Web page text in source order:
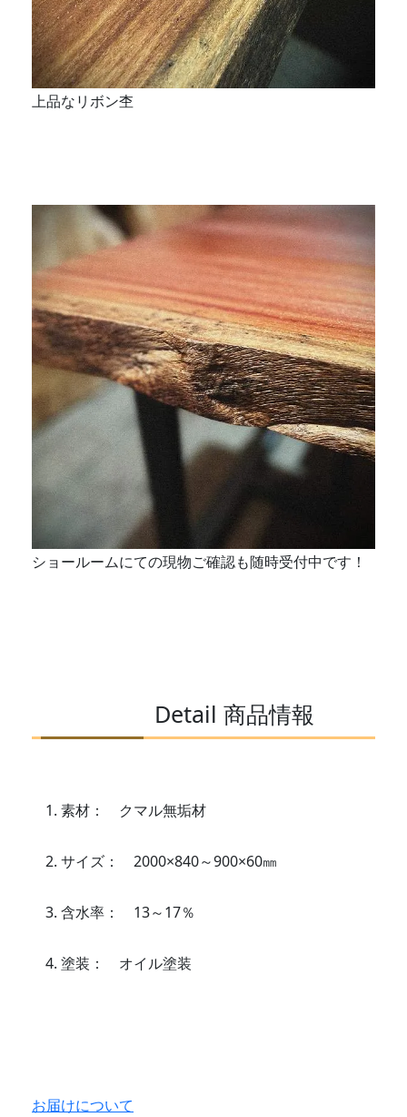
上品なリボン杢
ショールームにての現物ご確認も随時受付中です！
Detail 商品情報
素材： クマル無垢材
サイズ： 2000×840～900×60㎜
含水率： 13～17％
塗装： オイル塗装
お届けについて